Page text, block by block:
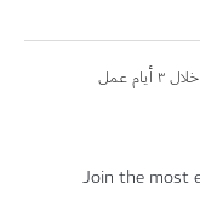
عمل
Join the most